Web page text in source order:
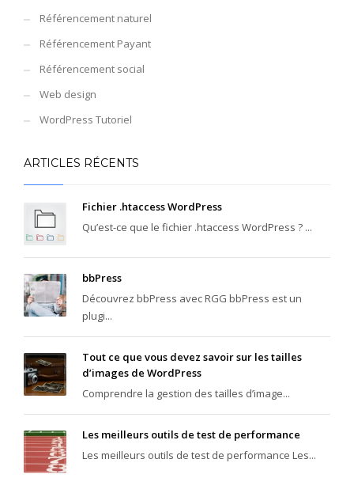
Référencement naturel
Référencement Payant
Référencement social
Web design
WordPress Tutoriel
ARTICLES RÉCENTS
Fichier .htaccess WordPress
Qu’est-ce que le fichier .htaccess WordPress ? ...
bbPress
Découvrez bbPress avec RGG bbPress est un
plugi...
Tout ce que vous devez savoir sur les tailles
d’images de WordPress
Comprendre la gestion des tailles d’image...
Les meilleurs outils de test de performance
Les meilleurs outils de test de performance Les...